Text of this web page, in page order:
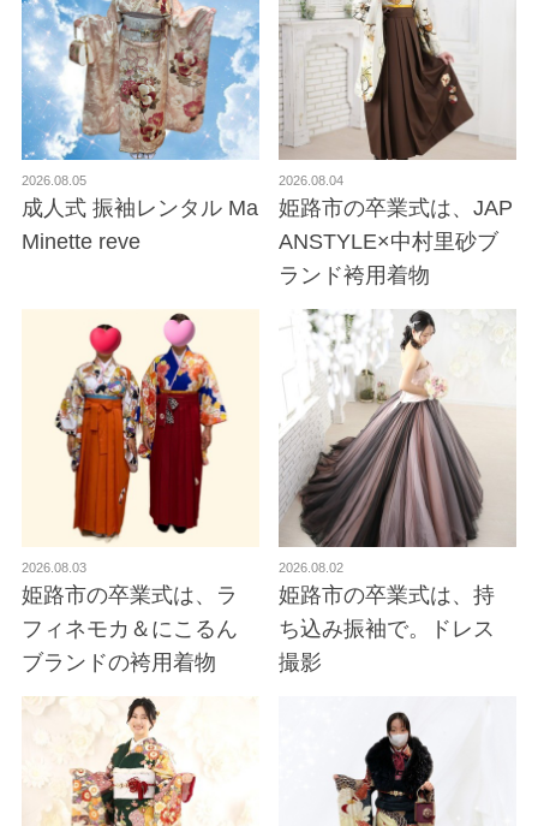
2026.08.05
成人式 振袖レンタル Ma
Minette reve
2026.08.04
姫路市の卒業式は、JAP
ANSTYLE×中村里砂ブ
ランド袴用着物
2026.08.03
姫路市の卒業式は、ラ
フィネモカ＆にこるん
ブランドの袴用着物
2026.08.02
姫路市の卒業式は、持
ち込み振袖で。ドレス
撮影